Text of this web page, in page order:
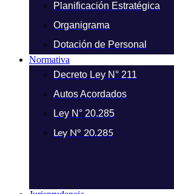
Planificación Estratégica
Organigrama
Dotación de Personal
Normativa
Decreto Ley N° 211
Autos Acordados
Ley N° 20.285
Ley N° 20.285